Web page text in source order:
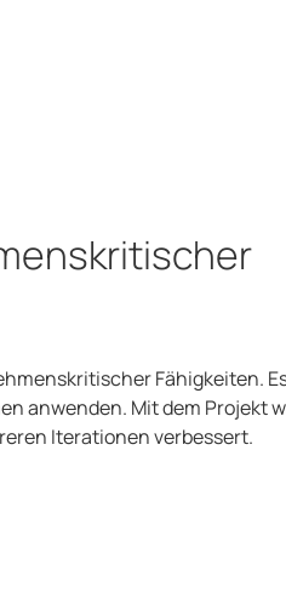
Fähigkeiten.
anwenden. Mit dem Projekt
Iterationen verbessert.